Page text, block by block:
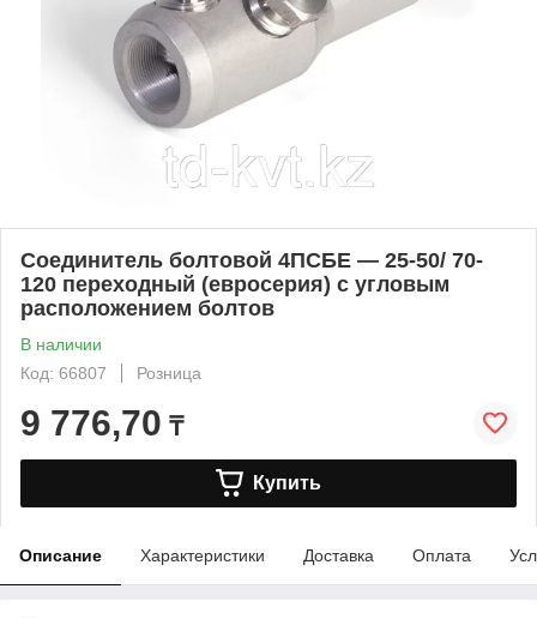
Соединитель болтовой 4ПСБЕ — 25-50/ 70-
120 переходный (евросерия) с угловым
расположением болтов
В наличии
Код: 66807
Розница
9 776,70 ₸
Купить
Описание Характеристики Доставка Оплата